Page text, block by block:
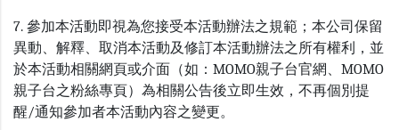
7. 參加本活動即視為您接受本活動辦法之規範；本公司保留
異動、解釋、取消本活動及修訂本活動辦法之所有權利，並
於本活動相關網頁或介面（如：MOMO親子台官網、MOMO
親子台之粉絲專頁）為相關公告後立即生效，不再個別提
醒/通知參加者本活動內容之變更。